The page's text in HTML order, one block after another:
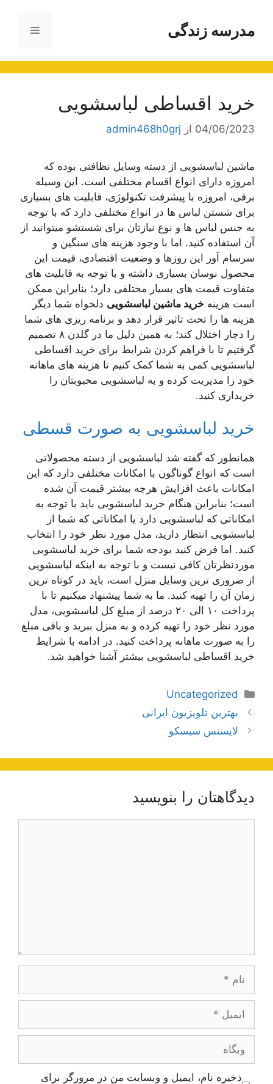
محتوامدرسه زندگی فهرست
خرید اقساطی لباسشویی
04/06/2023 از admin468h0grj
ماشین لباسشویی از دسته وسایل نظافتی بوده که
امروزه دارای انواع اقسام مختلفی است. این وسیله
برقی، امروزه با پیشرفت تکنولوژی، قابلیت های بسیاری
برای شستن لباس ها در انواع مختلفی دارد که با توجه
به جنس لباس ها و نوع نیازتان برای شستشو میتوانید از
آن استفاده کنید. اما با وجود هزینه های سنگین و
سرسام آور این روزها و وضعیت اقتصادی، قیمت این
محصول نوسان بسیاری داشته و با توجه به قابلیت های
متفاوت قیمت های بسیار مختلفی دارد؛ بنابراین ممکن
است هزینه خرید ماشین لباسشویی دلخواه شما دیگر
هزینه ها را تحت تاثیر قرار دهد و برنامه ریزی های شما
را دچار اختلال کند؛ به همین دلیل ما در گلدن ۸ تصمیم
گرفتیم تا با فراهم کردن شرایط برای خرید اقساطی
لباسشویی کمی به شما کمک کنیم تا هزینه های ماهانه
خود را مدیریت کرده و به لباسشویی محبوبتان را
خریداری کنید.
خرید لباسشویی به صورت قسطی
همانطور که گفته شد لباسشویی از دسته محصولاتی
است که انواع گوناگون با امکانات مختلفی دارد که این
امکانات باعث افزایش هرچه بیشتر قیمت آن شده
است؛ بنابراین هنگام خرید لباسشویی باید با توجه به
امکاناتی که لباسشویی دارد یا امکاناتی که شما از
لباسشویی انتظار دارید، مدل مورد نظر خود را انتخاب
کنید. اما فرض کنید بودجه شما برای خرید لباسشویی
موردنظرتان کافی نیست و با توجه به اینکه لباسشویی
از ضروری ترین وسایل منزل است، باید در کوتاه ترین
زمان آن را تهیه کنید. ما به شما پیشنهاد میکنیم تا با
پرداخت ۱۰ الی ۲۰ درصد از مبلغ کل لباسشویی، مدل
مورد نظر خود را تهیه کرده و به منزل ببرید و باقی مبلغ
را به صورت ماهانه پرداخت کنید. در ادامه با شرایط
خرید اقساطی لباسشویی بیشتر آشنا خواهید شد.
دسته‌ها
Uncategorized
ناوبری
نوشته‌ها
بهترین تلویزیون ایرانی
لایسنس سیسکو
دیدگاهتان را بنویسید
ایمیل
وبگاه
ذخیره نام، ایمیل و وبسایت من در مرورگر برای